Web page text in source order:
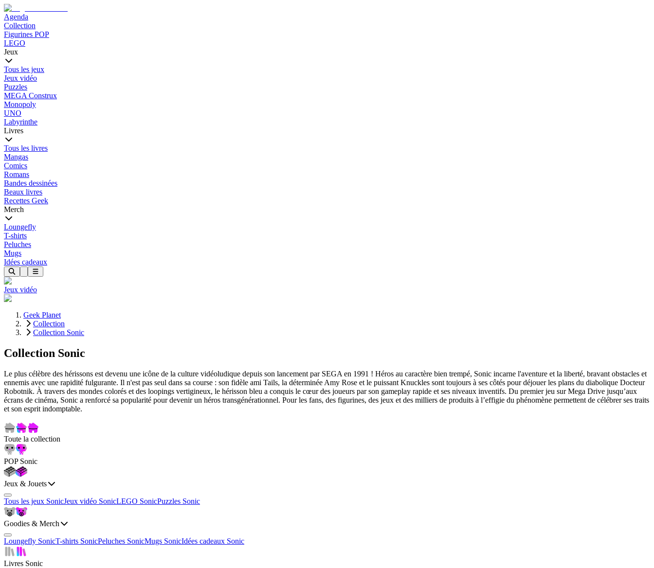
Agenda
Collection
Figurines POP
LEGO
Jeux
Tous les jeux
Jeux vidéo
Puzzles
MEGA Construx
Monopoly
UNO
Labyrinthe
Livres
Tous les livres
Mangas
Comics
Romans
Bandes dessinées
Beaux livres
Recettes Geek
Merch
Loungefly
T-shirts
Peluches
Mugs
Idées cadeaux
Jeux vidéo
Geek Planet
Collection
Collection Sonic
Collection Sonic
Le plus célèbre des hérissons est devenu une icône de la culture vidéoludique depuis son lancement par SEGA en 1991 ! Héros au caractère bien trempé, Sonic incarne l'aventure et la liberté, bravant obstacles et
ennemis avec une rapidité fulgurante. Il n'est pas seul dans sa course : son fidèle ami Tails, la déterminée Amy Rose et le puissant Knuckles sont toujours à ses côtés pour déjouer les plans du diabolique Docteur
Robotnik. À travers des mondes colorés et des loopings vertigineux, le hérisson bleu a conquis le cœur des joueurs par son gameplay rapide et ses niveaux inventifs. Du premier jeu sur Mega Drive jusqu’aux
écrans de cinéma, Sonic a renforcé sa popularité pour devenir un héros transgénérationnel. Pour les fans, des figurines, des jeux et des milliers de produits à l’effigie du phénomène permettent de célébrer ses traits
et son esprit indomptable.
Toute la collection
POP Sonic
Jeux & Jouets
Tous les jeux SonicJeux vidéo SonicLEGO SonicPuzzles Sonic
Goodies & Merch
Loungefly SonicT-shirts SonicPeluches SonicMugs SonicIdées cadeaux Sonic
Livres Sonic